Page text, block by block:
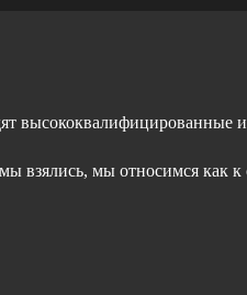
взялись, мы относимся как